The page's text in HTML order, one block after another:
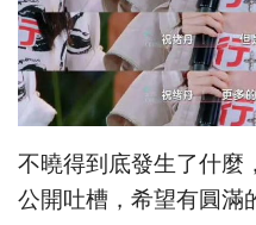
不曉得到底發生了什麼
公開吐槽，希望有圓滿